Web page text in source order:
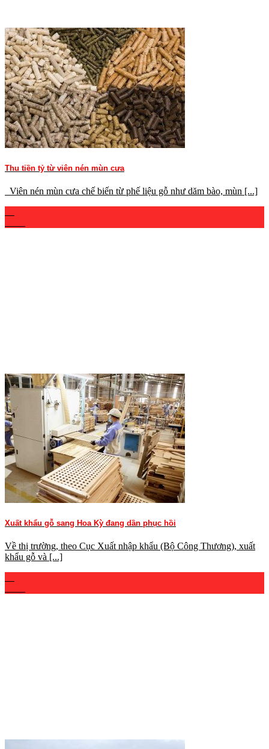
Thu tiền tỷ từ viên nén mùn cưa
Viên nén mùn cưa chế biến từ phế liệu gỗ như dăm bào, mùn [...]
Xuất khẩu gỗ sang Hoa Kỳ đang dần phục hồi
Về thị trường, theo Cục Xuất nhập khẩu (Bộ Công Thương), xuất
khẩu gỗ và [...]